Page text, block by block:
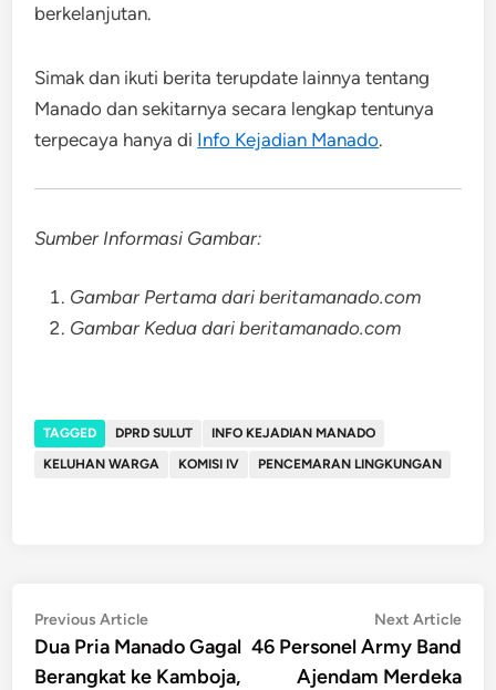
berkelanjutan.
Simak dan ikuti berita terupdate lainnya tentang
Manado dan sekitarnya secara lengkap tentunya
terpecaya hanya di Info Kejadian Manado.
Sumber Informasi Gambar:
Gambar Pertama dari beritamanado.com
Gambar Kedua dari beritamanado.com
TAGGED DPRD SULUT
INFO KEJADIAN MANADO
KELUHAN WARGA
KOMISI IV PENCEMARAN LINGKUNGAN
Post
navigation
Previous ArticlePrevious
article:
Dua Pria Manado Gagal
Berangkat ke Kamboja,
Next Article
46 Personel Army Band
Ajendam Merdeka